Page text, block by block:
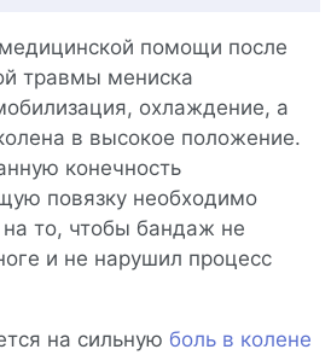
помощи после
травмы мениска
охлаждение, а
в высокое положение.
конечность
повязку необходимо
то, чтобы бандаж не
и не нарушил процесс
на сильную боль в колене